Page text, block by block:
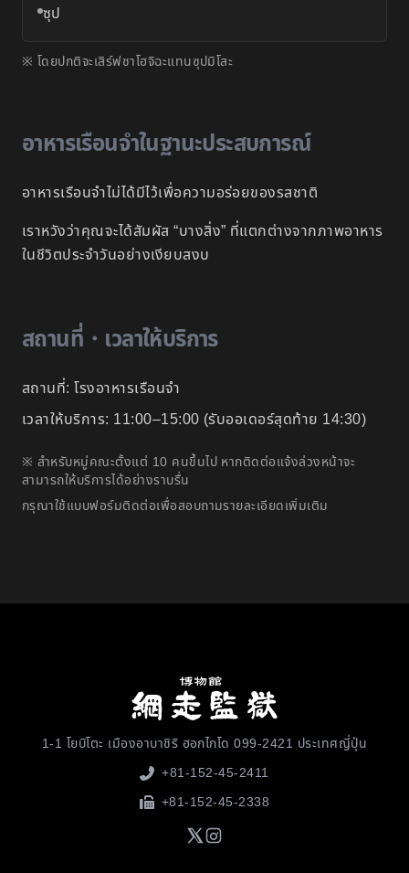
ซุป
※ โดยปกติจะเสิร์ฟชาโฮจิฉะแทนซุปมิโสะ
อาหารเรือนจำในฐานะประสบการณ์
อาหารเรือนจำไม่ได้มีไว้เพื่อความอร่อยของรสชาติ
เราหวังว่าคุณจะได้สัมผัส “บางสิ่ง” ที่แตกต่างจากภาพอาหาร
ในชีวิตประจำวันอย่างเงียบสงบ
สถานที่・เวลาให้บริการ
สถานที่: โรงอาหารเรือนจำ
เวลาให้บริการ: 11:00–15:00 (รับออเดอร์สุดท้าย 14:30)
※ สำหรับหมู่คณะตั้งแต่ 10 คนขึ้นไป หากติดต่อแจ้งล่วงหน้าจะ
สามารถให้บริการได้อย่างราบรื่น
กรุณาใช้แบบฟอร์มติดต่อเพื่อสอบถามรายละเอียดเพิ่มเติม
1-1 โยบิโตะ เมืองอาบาชิริ ฮอกไกโด 099-2421 ประเทศญี่ปุ่น
+81-152-45-2411
+81-152-45-2338